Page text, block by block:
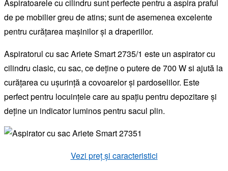
Aspiratoarele cu cilindru sunt perfecte pentru a aspira praful
de pe mobilier greu de atins; sunt de asemenea excelente
pentru curățarea mașinilor și a draperiilor.
Aspiratorul cu sac Ariete Smart 2735/1 este un aspirator cu
cilindru clasic, cu sac, ce deține o putere de 700 W si ajută la
curățarea cu ușurință a covoarelor și pardoselilor. Este
perfect pentru locuințele care au spațiu pentru depozitare și
deține un indicator luminos pentru sacul plin.
Vezi preț și caracteristici